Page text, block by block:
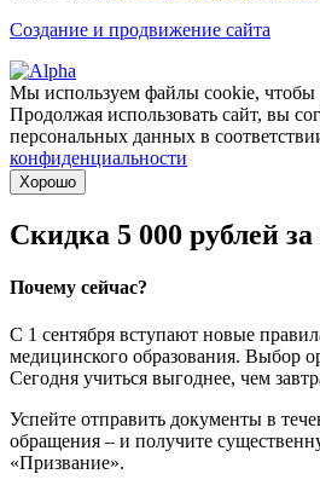
Создание и продвижение сайта
Мы используем файлы cookie, чтобы
Продолжая использовать сайт, вы
персональных данных в
конфиденциальности
Хорошо
Скидка 5 000 рублей за
Почему сейчас?
С 1 сентября вступают новые
медицинского образования. Выбор
Сегодня учиться выгоднее, чем
Успейте отправить документы в
обращения – и получите
«Призвание».